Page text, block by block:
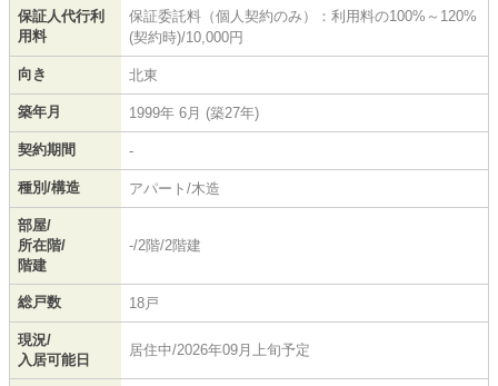
保証人代行利
用料
保証委託料（個人契約のみ）：利用料の100%～120%
(契約時)/10,000円
向き 北東
築年月 1999年 6月 (築27年)
契約期間 -
種別/構造 アパート/木造
部屋/
所在階/
階建
-/2階/2階建
総戸数 18戸
現況/
入居可能日
居住中/2026年09月上旬予定